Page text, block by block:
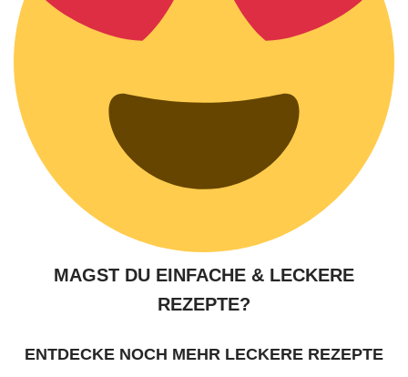
MAGST DU EINFACHE & LECKERE
REZEPTE?
ENTDECKE NOCH MEHR LECKERE REZEPTE